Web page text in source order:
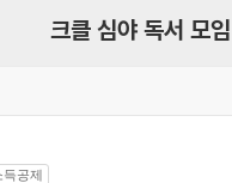
크클 심야 독서 모임
득공제